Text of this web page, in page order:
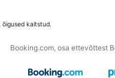
kaitstud.
Booking.com, osa ettevõttest